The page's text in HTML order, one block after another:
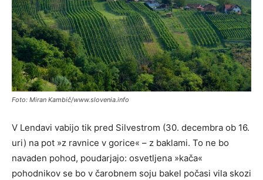
Foto: Miran Kambič/www.slovenia.info
V Lendavi vabijo tik pred Silvestrom (30. decembra ob 16.
uri) na pot »z ravnice v gorice« – z baklami. To ne bo
navaden pohod, poudarjajo: osvetljena »kača«
pohodnikov se bo v čarobnem soju bakel počasi vila skozi